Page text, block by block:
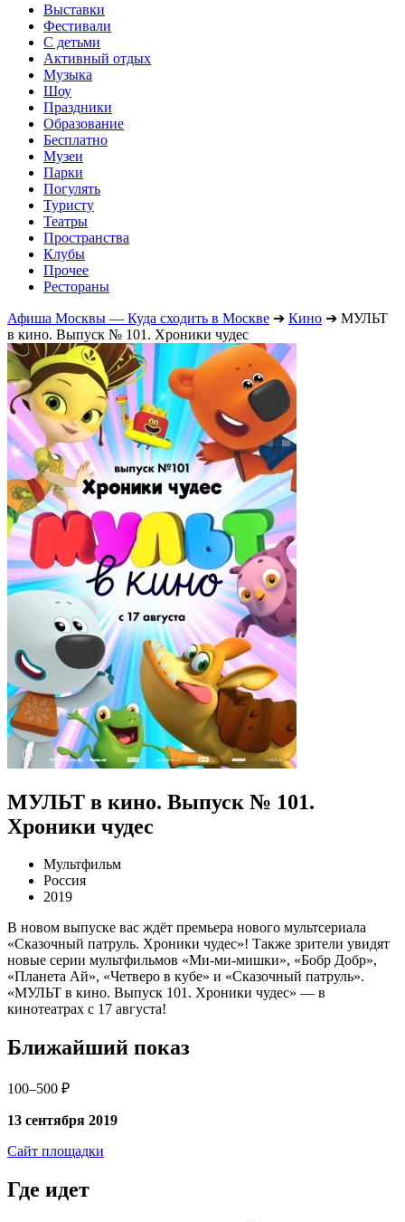
Выставки
Фестивали
С детьми
Активный отдых
Музыка
Шоу
Праздники
Образование
Бесплатно
Музеи
Парки
Погулять
Туристу
Театры
Пространства
Клубы
Прочее
Рестораны
Афиша Москвы — Куда сходить в Москве ➔ Кино ➔ МУЛЬТ
в кино. Выпуск № 101. Хроники чудес
МУЛЬТ в кино. Выпуск № 101.
Хроники чудес
Мультфильм
Россия
2019
В новом выпуске вас ждёт премьера нового мультсериала
«Сказочный патруль. Хроники чудес»! Также зрители увидят
новые серии мультфильмов «Ми-ми-мишки», «Бобр Добр»,
«Планета Ай», «Четверо в кубе» и «Сказочный патруль».
«МУЛЬТ в кино. Выпуск 101. Хроники чудес» — в
кинотеатрах с 17 августа!
Ближайший показ
100–500 ₽
13 сентября 2019
Сайт площадки
Где идет